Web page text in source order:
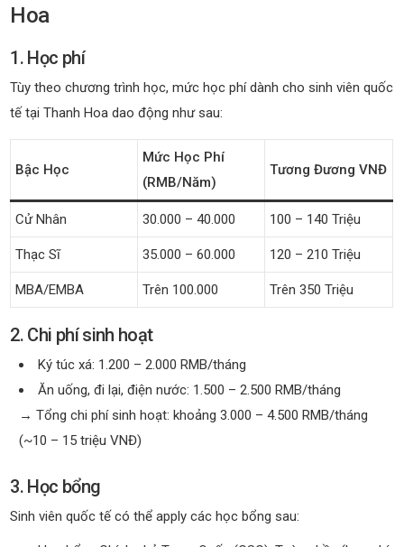
Hoa
1. Học phí
Tùy theo chương trình học, mức học phí dành cho sinh viên quốc
tế tại Thanh Hoa dao động như sau:
Bậc Học
Mức Học Phí
(RMB/năm)
Tương Đương VNĐ
Cử Nhân 30.000 – 40.000 100 – 140 Triệu
Thạc Sĩ 35.000 – 60.000 120 – 210 Triệu
MBA/EMBA Trên 100.000 Trên 350 Triệu
2. Chi phí sinh hoạt
Ký túc xá: 1.200 – 2.000 RMB/tháng
Ăn uống, đi lại, điện nước: 1.500 – 2.500 RMB/tháng
→ Tổng chi phí sinh hoạt: khoảng 3.000 – 4.500 RMB/tháng
(~10 – 15 triệu VNĐ)
3. Học bổng
Sinh viên quốc tế có thể apply các học bổng sau: